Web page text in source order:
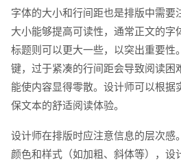
字体的大小和行间距也是排版中需要
大小能够提高可读性，通常正文的字
标题则可以更大一些，以突出重要性
键，过于紧凑的行间距会导致阅读困
能使内容显得零散。设计师可以根据
保文本的舒适阅读体验。
设计师在排版时应注意信息的层次感
颜色和样式（如加粗、斜体等），设